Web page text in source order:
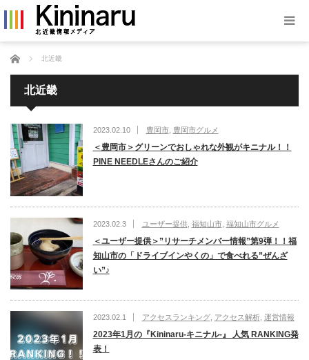
ホーム 北近畿
北近畿
2023.02.10 豊岡市, 豊岡市グルメ
＜豊岡市＞グリーンでおしゃれな外観がキニナル！！
PINE NEEDLEさんのご紹介
2023.02.3 ユーザー提供, 福知山市, 福知山市グルメ
＜ユーザー提供＞”リサーチメンバー情報”第9弾！！福
知山市の「ドライブインやくの」で食べれる”ぜんざ
い”♪
2023.02.1 アクセスランキング, アクセス解析 運営情報
2023年1月の『Kininaru-キニナル-』 人気 RANKING発
表！